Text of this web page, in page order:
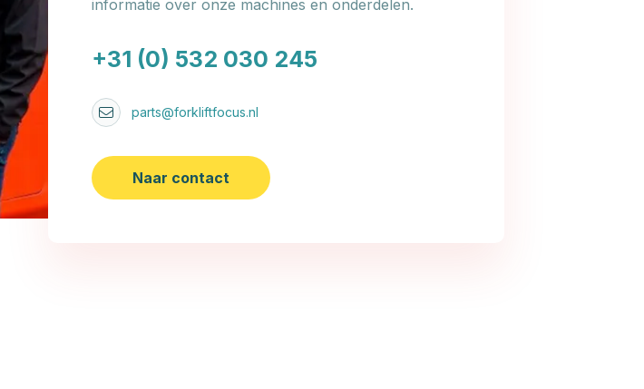
informatie over onze machines en onderdelen.
+31 (0) 532 030 245
parts@forkliftfocus.nl
Naar contact